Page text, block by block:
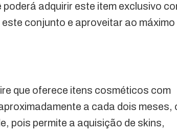
adquirir este item exclusivo
conjunto e aproveitar ao máximo
que oferece itens cosméticos com
a cada dois meses,
pois permite a aquisição de skins,